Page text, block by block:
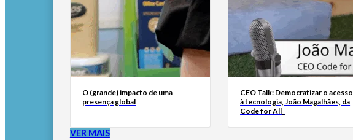
O (grande) impacto de uma
presença global
CEO Talk: Democratizar o acesso
à tecnologia, João Magalhães, da
Code for All_
VER MAIS